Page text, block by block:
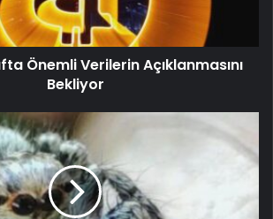
Önemli Verilerin Açıklanmasını
Bekliyor